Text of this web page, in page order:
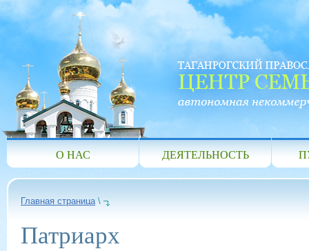
О НАС ДЕЯТЕЛЬНОСТЬ
Главная страница\
Патриарх